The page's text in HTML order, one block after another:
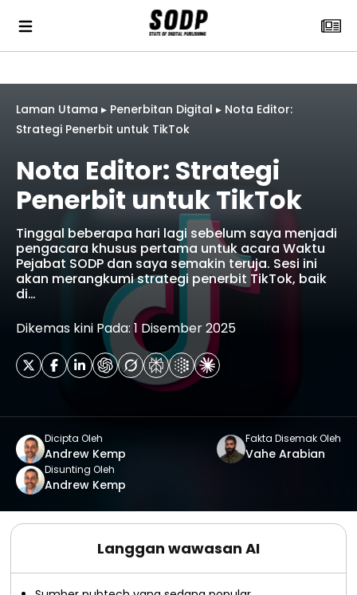
Laman Utama ▸ Penerbitan Digital ▸ Nota Editor:
Strategi Penerbit untuk TikTok
Nota Editor: Strategi
Penerbit untuk TikTok
Tinggal beberapa hari lagi sebelum saya menjadi
pengacara khusus pertama untuk acara Waktu
Pejabat SODP dan saya semakin teruja. Sesi ini
akan merangkumi strategi penerbit TikTok, baik
di…
Dikemas kini Pada: 1 Disember 2025
Dicipta Oleh
Andrew Kemp
Fakta Disemak Oleh
Vahe Arabian
Disunting Oleh
Andrew Kemp
Langgan wawasan AI